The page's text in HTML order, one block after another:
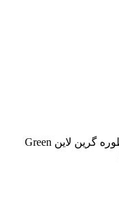
/ انبردست چند منظوره گرین لاین Green